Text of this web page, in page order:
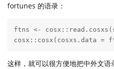
fortunes 的语录：
ftns <-
cosx::cosx(cosxs.data =
这样，就可以很方便地把中外文